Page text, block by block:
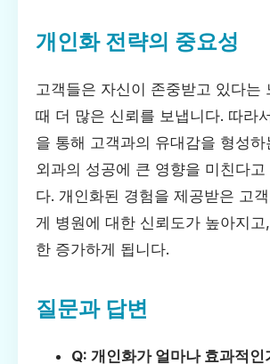
개인화 전략의 중요성
고객들은 자신이 존중받고 있다는
때 더 많은 신뢰를 보냅니다. 따라
을 통해 고객과의 유대감을 형성하
외과의 성공에 큰 영향을 미친다고
다. 개인화된 경험을 제공받은 고
게 병원에 대한 신뢰도가 높아지고
한 증가하게 됩니다.
질문과 답변
Q: 개인화가 얼마나 효과적인